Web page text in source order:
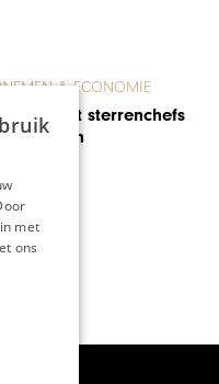
& ECONOMIE
trekt sterrenchefs
met
ons